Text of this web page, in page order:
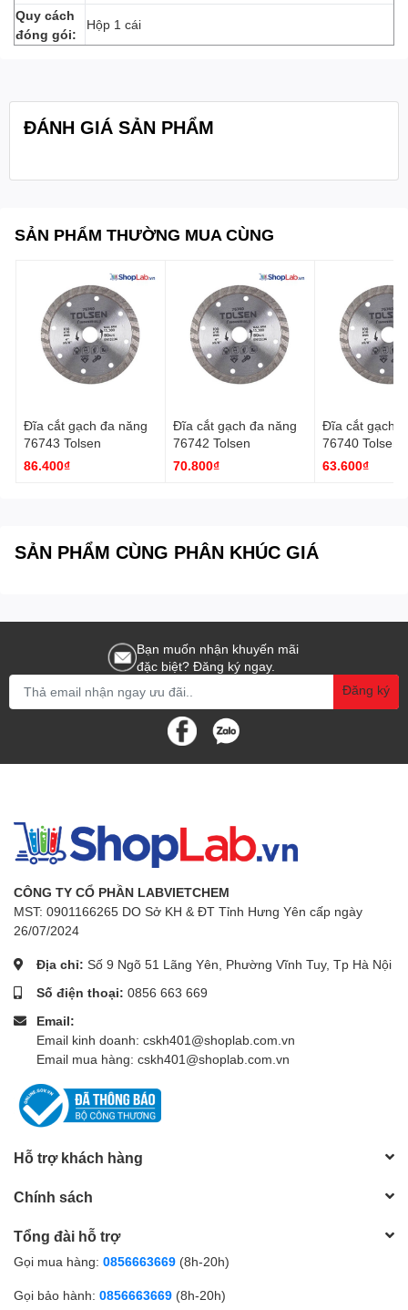
Quy cách
đóng gói:
Hộp 1 cái
ĐÁNH GIÁ SẢN PHẨM
SẢN PHẨM THƯỜNG MUA CÙNG
Đĩa cắt gạch đa năng
76743 Tolsen
86.400₫
Đĩa cắt gạch đa năng
76742 Tolsen
70.800₫
Đĩa cắt gạch đa năng
76740 Tolsen
63.600₫
SẢN PHẨM CÙNG PHÂN KHÚC GIÁ
Bạn muốn nhận khuyến mãi
đặc biệt? Đăng ký ngay.
Đăng ký
CÔNG TY CỔ PHẦN LABVIETCHEM
MST: 0901166265 DO Sở KH & ĐT Tỉnh Hưng Yên cấp ngày
26/07/2024
Địa chỉ: Số 9 Ngõ 51 Lãng Yên, Phường Vĩnh Tuy, Tp Hà Nội
Số điện thoại: 0856 663 669
Email:
Email kinh doanh: cskh401@shoplab.com.vn
Email mua hàng: cskh401@shoplab.com.vn
Hỗ trợ khách hàng
Chính sách
Tổng đài hỗ trợ
Gọi mua hàng: 0856663669 (8h-20h)
Gọi bảo hành: 0856663669 (8h-20h)